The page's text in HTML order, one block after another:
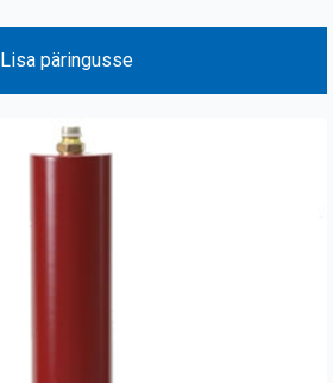
Lisa päringusse